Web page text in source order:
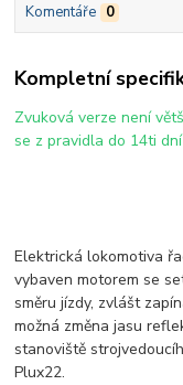
Komentáře 0
Kompletní
Zvuková verze není
se z pravidla do 14ti
Elektrická lokomotiva
vybaven motorem se
směru jízdy, zvlášt
možná změna jasu
stanoviště
Plux22.